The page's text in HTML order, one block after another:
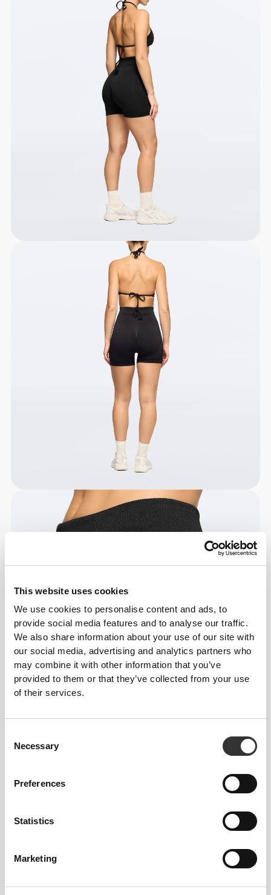
This website uses cookies
We use cookies to personalise content and ads, to
provide social media features and to analyse our traffic.
We also share information about your use of our site with
our social media, advertising and analytics partners who
may combine it with other information that you’ve
provided to them or that they’ve collected from your use
of their services.
Selection
Necessary
Preferences
Statistics
Marketing
Συνολικές κριτικές